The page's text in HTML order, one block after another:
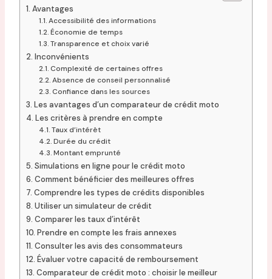
Avantages
Accessibilité des informations
Économie de temps
Transparence et choix varié
Inconvénients
Complexité de certaines offres
Absence de conseil personnalisé
Confiance dans les sources
Les avantages d’un comparateur de crédit moto
Les critères à prendre en compte
Taux d’intérêt
Durée du crédit
Montant emprunté
Simulations en ligne pour le crédit moto
Comment bénéficier des meilleures offres
Comprendre les types de crédits disponibles
Utiliser un simulateur de crédit
Comparer les taux d’intérêt
Prendre en compte les frais annexes
Consulter les avis des consommateurs
Évaluer votre capacité de remboursement
Comparateur de crédit moto : choisir le meilleur